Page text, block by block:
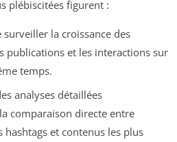
plébiscitées figurent :
la croissance des
publications et les interactions sur
temps.
analyses détaillées
comparaison directe entre
et contenus les plus